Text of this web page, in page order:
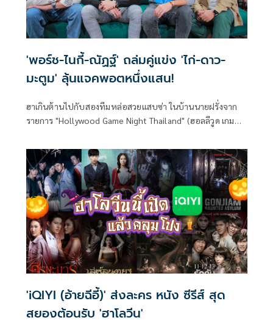
'พอร์ช-ไนกี้-ณัฏฐ์' ถล่มคู่แข่ง 'ไก่-ดาว-
มะตูม' ลุ้นแจคพอตหนึ่งแสน!
ฮาเกินต้านไปกับสองทีมหล่อสวยแสบซ่า ในบ้านนายฝรั่งจาก
รายการ "Hollywood Game Night Thailand" (ฮอลลีวูด เกม
ช่อง MONO29 พบกับสงครามสุดมันสุดวาไรตี้ขยี้ใจแม่ยก เมื่อ
ทีมสามหนุ่มหล่อออร่าหลัว ต้องมาปะทะไหวพริบกับทีมตัวแม่
จะแคร์เพื่อ เกิดเป็นคอนเทนต์สุดมันขย่มจอ รอให้แฟนคลับไป
ช่วยเชียร์ ลุ้นแจคพอตจำนวนหนึ่งแสนบาท
'iQIYI (อ้ายฉีอี้)' ส่งละคร หนัง ซีรีส์ สุด
สยองต้อนรับ 'ฮาโลวีน'